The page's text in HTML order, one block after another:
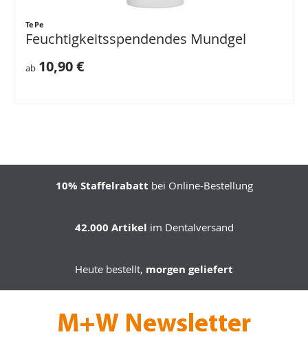
TePe
Feuchtigkeitsspendendes Mundgel
ab 10,90 €
10% Staffelrabatt bei Online-Bestellung
42.000 Artikel im Dentalversand
Heute bestellt, morgen geliefert
M+W Newsletter